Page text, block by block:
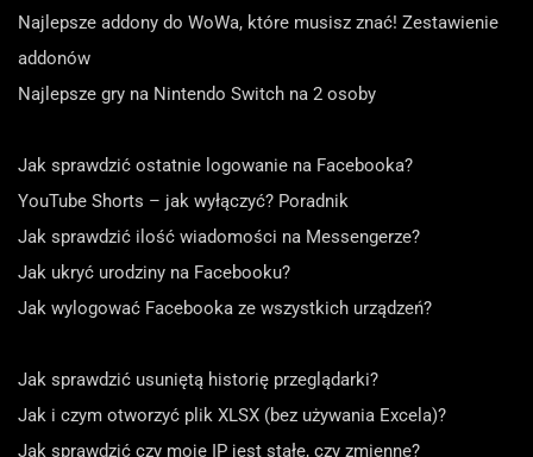
Najlepsze addony do WoWa, które musisz znać! Zestawienie
addonów
Najlepsze gry na Nintendo Switch na 2 osoby
Jak sprawdzić ostatnie logowanie na Facebooka?
YouTube Shorts – jak wyłączyć? Poradnik
Jak sprawdzić ilość wiadomości na Messengerze?
Jak ukryć urodziny na Facebooku?
Jak wylogować Facebooka ze wszystkich urządzeń?
Jak sprawdzić usuniętą historię przeglądarki?
Jak i czym otworzyć plik XLSX (bez używania Excela)?
Jak sprawdzić czy moje IP jest stałe, czy zmienne?